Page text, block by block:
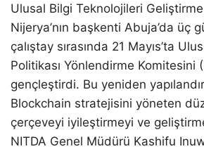
Ulusal Bilgi Teknolojileri Geliştirme
Nijerya’nın başkenti Abuja’da üç
çalıştay sırasında 21 Mayıs’ta
Politikası Yönlendirme Komitesini
gençleştirdi. Bu yeniden
Blockchain stratejisini yöneten
çerçeveyi iyileştirmeyi ve
NITDA Genel Müdürü Kashifu